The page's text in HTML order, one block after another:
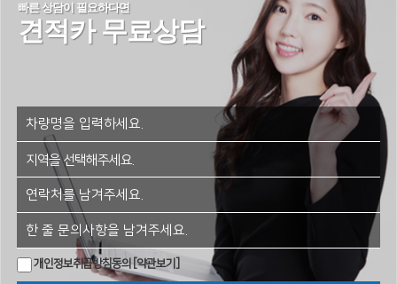
빠른 상담이 필요하다면
견적카 무료상담
지역을 선택해주세요.
개인정보취급방침동의 [약관보기]